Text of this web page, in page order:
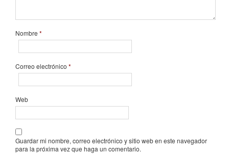
Nombre *
Correo electrónico *
Web
Guardar mi nombre, correo electrónico y sitio web en este navegador
para la próxima vez que haga un comentario.